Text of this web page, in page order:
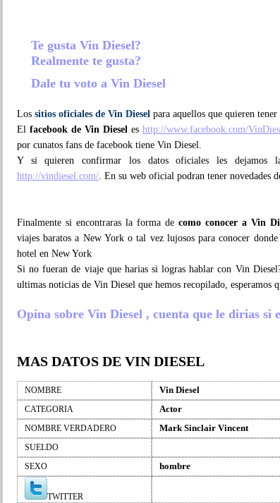
Te gusta Vin Diesel?
Realmente te gusta?
Dale tu voto a Vin Diesel
Los sitios oficiales de Vin Diesel para aquellos que quieren
El facebook de Vin Dieseles http://www.facebook.com/
por cunatos fans de facebook tiene Vin Diesel.
Y si quieren confirmar los datos oficiales les
http://vindiesel.com/. En su web oficial podran tener novedades
Finalmente si encontraras la forma de como conocer a Vin
viajes baratos a New York o tal vez lujosos para conocer
hotel en New York
Si no fueran de viaje que harias si logras hablar con Vin
ultimas noticias de Vin Diesel que hemos recopilado, esperamos
Opina sobre Vin Diesel , cuenta que le dirias si
MAS DATOS DE VIN DIESEL
NOMBRE Vin Diesel
CATEGORIA Actor
NOMBRE VERDADERO Mark Sinclair Vincent
SUELDO
SEXO
hombre
TWITTER